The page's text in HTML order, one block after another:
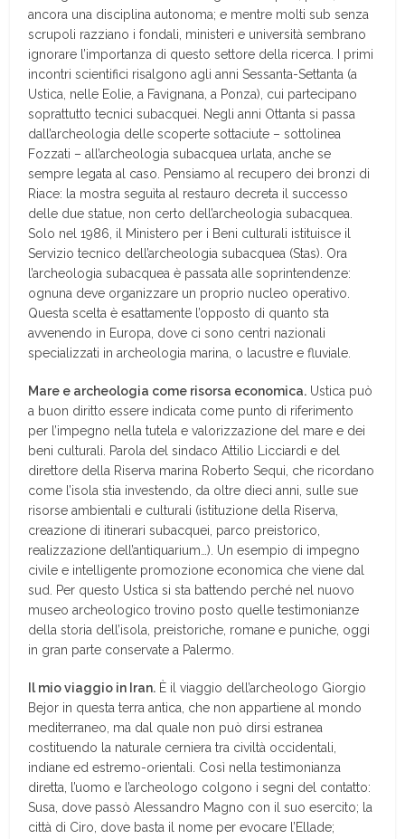
ancora una disciplina autonoma; e mentre molti sub senza
scrupoli razziano i fondali, ministeri e università sembrano
ignorare l’importanza di questo settore della ricerca. I primi
incontri scientifici risalgono agli anni Sessanta-Settanta (a
Ustica, nelle Eolie, a Favignana, a Ponza), cui partecipano
soprattutto tecnici subacquei. Negli anni Ottanta si passa
dall’archeologia delle scoperte sottaciute – sottolinea
Fozzati – all’archeologia subacquea urlata, anche se
sempre legata al caso. Pensiamo al recupero dei bronzi di
Riace: la mostra seguìta al restauro decreta il successo
delle due statue, non certo dell’archeologia subacquea.
Solo nel 1986, il Ministero per i Beni culturali istituisce il
Servizio tecnico dell’archeologia subacquea (Stas). Ora
l’archeologia subacquea è passata alle soprintendenze:
ognuna deve organizzare un proprio nucleo operativo.
Questa scelta è esattamente l’opposto di quanto sta
avvenendo in Europa, dove ci sono centri nazionali
specializzati in archeologia marina, o lacustre e fluviale.
Mare e archeologia come risorsa economica. Ustica può
a buon diritto essere indicata come punto di riferimento
per l’impegno nella tutela e valorizzazione del mare e dei
beni culturali. Parola del sindaco Attilio Licciardi e del
direttore della Riserva marina Roberto Sequi, che ricordano
come l’isola stia investendo, da oltre dieci anni, sulle sue
risorse ambientali e culturali (istituzione della Riserva,
creazione di itinerari subacquei, parco preistorico,
realizzazione dell’antiquarium…). Un esempio di impegno
civile e intelligente promozione economica che viene dal
sud. Per questo Ustica si sta battendo perché nel nuovo
museo archeologico trovino posto quelle testimonianze
della storia dell’isola, preistoriche, romane e puniche, oggi
in gran parte conservate a Palermo.
Il mio viaggio in Iran. È il viaggio dell’archeologo Giorgio
Bejor in questa terra antica, che non appartiene al mondo
mediterraneo, ma dal quale non può dirsi estranea
costituendo la naturale cerniera tra civiltà occidentali,
indiane ed estremo-orientali. Così nella testimonianza
diretta, l’uomo e l’archeologo colgono i segni del contatto:
Susa, dove passò Alessandro Magno con il suo esercito; la
città di Ciro, dove basta il nome per evocare l’Ellade;